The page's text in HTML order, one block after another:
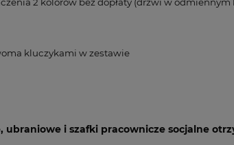
kluczykami w zestawie
i szafki pracownicze socjalne